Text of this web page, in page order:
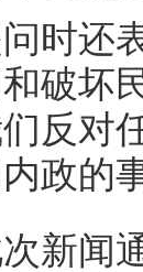
还表
破坏
反对
政的
闻通